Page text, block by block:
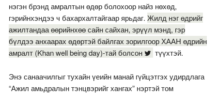
нэгэн брэнд амралтын өдөр болохоор найз нөхөд,
гэрийнхэндээ ч бахархалтайгаар ярьдаг. Жилд нэг өдрийг
ажилтандаа өөрийнхөө сайн сайхан, эрүүл мэнд, гэр
бүлдээ анхаарах өдөртэй байлгах зорилгоор ХААН өдрийн
амралт (Khan well being day)-тай болсон
түүхтэй.
Энэ санаачилгыг тухайн үеийн манай гүйцэтгэх удирдлага
“Ажил амьдралын тэнцвэрийг хангах” нэртэй том